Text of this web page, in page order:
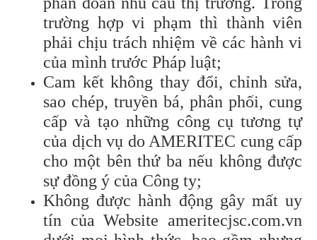
trường hợp vi phạm thì thành viên
phải chịu trách nhiệm về các hành vi
của mình trước Pháp luật;
Cam kết không thay đổi, chỉnh sửa,
sao chép, truyền bá, phân phối, cung
cấp và tạo những công cụ tương tự
của dịch vụ do AMERITEC cung cấp
cho một bên thứ ba nếu không được
sự đồng ý của Công ty;
Không được hành động gây mất uy
tín của Website ameritecjsc.com.vn